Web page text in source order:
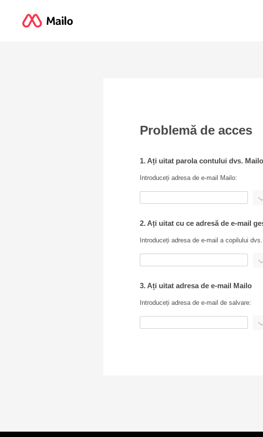
Problemă de acces
1. Ați uitat parola contului dvs. Mailo
Introduceți adresa de e-mail Mailo:
2. Ați uitat cu ce adresă de e-mail
Introduceți adresa de e-mail a copilului
3. Ați uitat adresa de e-mail Mailo
Introduceți adresa de e-mail de salvare: